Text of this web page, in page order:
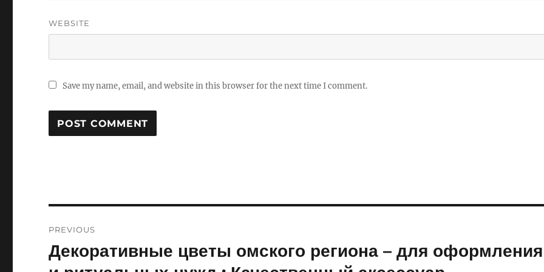
WEBSITE
Save my name, email, and website in this browser for the next time I comment.
navigation
PREVIOUS
Previous
Декоративные цветы омского региона – для оформления